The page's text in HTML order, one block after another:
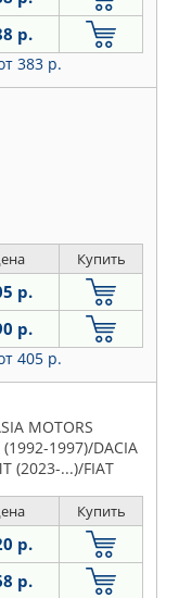
р.
383 р.
Купить
р.
р.
405 р.
MOTORS
1997)/DACIA
(2023-...)/FIAT
Accent 11 CT41
15 CT41
RHD/CT41 SDN
Купить
р.
р.